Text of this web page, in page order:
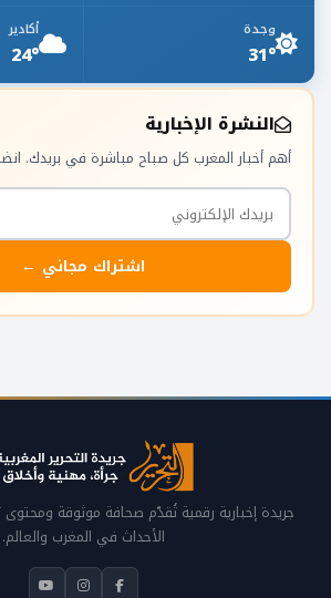
وجدة
31°
أكادير
24°
النشرة الإخبارية
أهم أخبار المغرب كل صباح مباشرة في بريدك. انضم لـ 120,000
اشتراك مجاني ←
جريدة إخبارية رقمية تُقدّم صحافة موثوقة ومحتوى
الأحداث في المغرب والعالم.